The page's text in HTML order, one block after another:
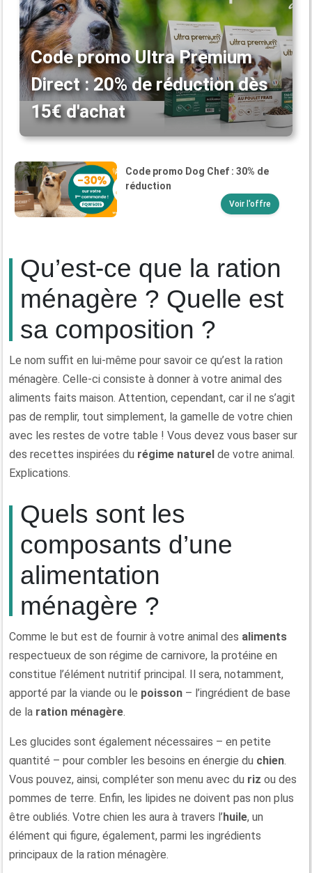
Code promo Ultra Premium
Direct : 20% de réduction dès
15€ d'achat
Code promo Dog Chef : 30% de
réduction
Voir l'offre
Qu’est-ce que la ration
ménagère ? Quelle est
sa composition ?
Le nom suffit en lui-même pour savoir ce qu’est la ration
ménagère. Celle-ci consiste à donner à votre animal des
aliments faits maison. Attention, cependant, car il ne s’agit
pas de remplir, tout simplement, la gamelle de votre chien
avec les restes de votre table ! Vous devez vous baser sur
des recettes inspirées du régime naturel de votre animal.
Explications.
Quels sont les
composants d’une
alimentation
ménagère ?
Comme le but est de fournir à votre animal des aliments
respectueux de son régime de carnivore, la protéine en
constitue l’élément nutritif principal. Il sera, notamment,
apporté par la viande ou le poisson – l’ingrédient de base
de la ration ménagère.
Les glucides sont également nécessaires – en petite
quantité – pour combler les besoins en énergie du chien.
Vous pouvez, ainsi, compléter son menu avec du riz ou des
pommes de terre. Enfin, les lipides ne doivent pas non plus
être oubliés. Votre chien les aura à travers l’huile, un
élément qui figure, également, parmi les ingrédients
principaux de la ration ménagère.